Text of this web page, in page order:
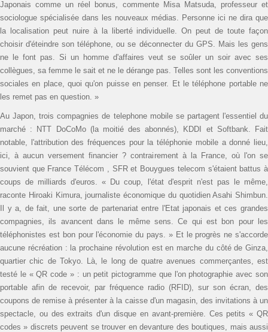
Japonais comme un réel bonus, commente Misa Matsuda, professeur et
sociologue spécialisée dans les nouveaux médias. Personne ici ne dira que
la localisation peut nuire à la liberté individuelle. On peut de toute façon
choisir d'éteindre son téléphone, ou se déconnecter du GPS. Mais les gens
ne le font pas. Si un homme d'affaires veut se soûler un soir avec ses
collègues, sa femme le sait et ne le dérange pas. Telles sont les conventions
sociales en place, quoi qu'on puisse en penser. Et le téléphone portable ne
les remet pas en question. »
Au Japon, trois compagnies de telephone mobile se partagent l'essentiel du
marché : NTT DoCoMo (la moitié des abonnés), KDDI et Softbank. Fait
notable, l'attribution des fréquences pour la téléphonie mobile a donné lieu,
ici, à aucun versement financier ? contrairement à la France, où l'on se
souvient que France Télécom , SFR et Bouygues telecom s'étaient battus à
coups de milliards d'euros. « Du coup, l'état d'esprit n'est pas le même,
raconte Hiroaki Kimura, journaliste économique du quotidien Asahi Shimbun.
Il y a, de fait, une sorte de partenariat entre l'Etat japonais et ces grandes
compagnies, ils avancent dans le même sens. Ce qui est bon pour les
téléphonistes est bon pour l'économie du pays. » Et le progrès ne s'accorde
aucune récréation : la prochaine révolution est en marche du côté de Ginza,
quartier chic de Tokyo. Là, le long de quatre avenues commerçantes, est
testé le « QR code » : un petit pictogramme que l'on photographie avec son
portable afin de recevoir, par fréquence radio (RFID), sur son écran, des
coupons de remise à présenter à la caisse d'un magasin, des invitations à un
spectacle, ou des extraits d'un disque en avant-première. Ces petits « QR
codes » discrets peuvent se trouver en devanture des boutiques, mais aussi